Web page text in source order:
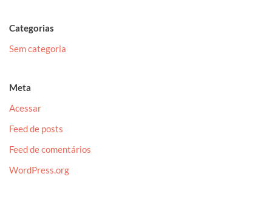
Categorias
Sem categoria
Meta
Acessar
Feed de posts
Feed de comentários
WordPress.org